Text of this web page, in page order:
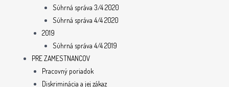
Súhrná správa 3/4 2020
Súhrná správa 4/4 2020
2019
Súhrná správa 4/4 2019
PRE ZAMESTNANCOV
Pracovný poriadok
Diskriminácia a jej zákaz